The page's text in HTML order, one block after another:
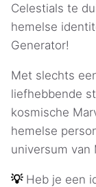
Celestials te
hemelse
Generator!
Met slechts
liefhebbende
kosmische
hemelse
universum van
💡 Heb je een